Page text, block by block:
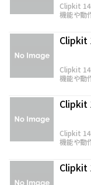
Clipkit
機能や動
Clipkit
Clipkit
機能や動
Clipkit
Clipkit
機能や動
Clipkit